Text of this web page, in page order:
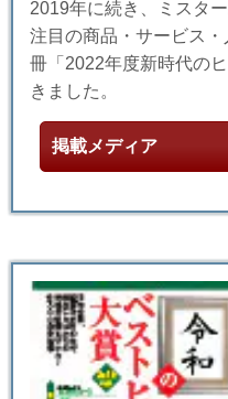
2019年に続き、ミスタ
注目の商品・サービス
冊「2022年度新時代の
きました。
掲載メディア